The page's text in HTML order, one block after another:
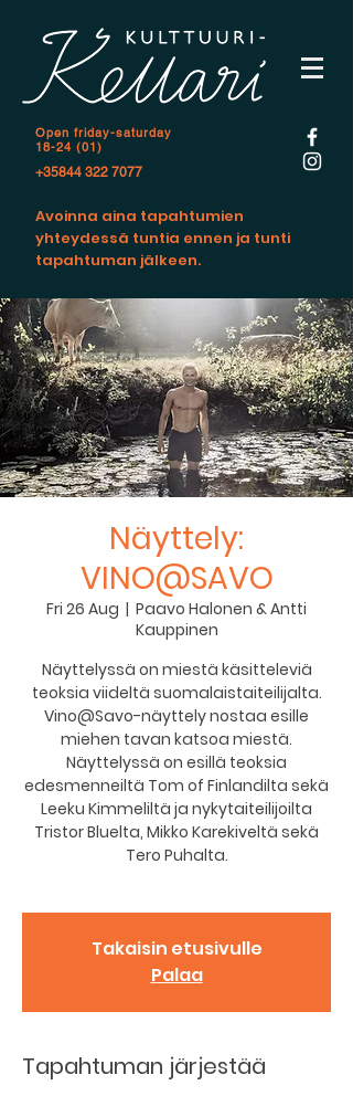
Open friday-saturday
18-24 (01)
+35844 322 7077
Avoinna aina tapahtumien
yhteydessä tuntia ennen ja tunti
tapahtuman jälkeen.
Näyttely:
VINO@SAVO
Fri 26 Aug
  |
Paavo Halonen & Antti
Kauppinen
Näyttelyssä on miestä käsitteleviä
teoksia viideltä suomalaistaiteilijalta.
Vino@Savo-näyttely nostaa esille
miehen tavan katsoa miestä.
Näyttelyssä on esillä teoksia
edesmenneiltä Tom of Finlandilta sekä
Leeku Kimmeliltä ja nykytaiteilijoilta
Tristor Bluelta, Mikko Karekiveltä sekä
Tero Puhalta.
Takaisin etusivulle
Palaa
Tapahtuman järjestää